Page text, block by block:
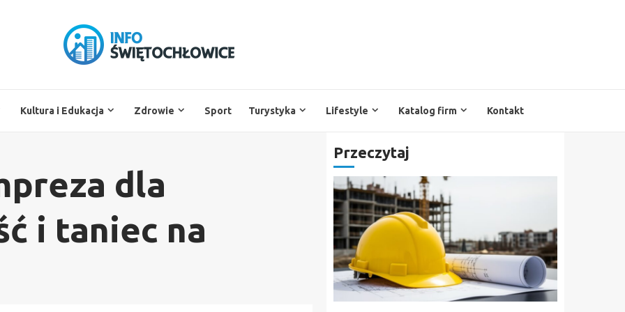
Kultura i Edukacja Zdrowie Sport Turystyka Lifestyle Katalog firm Kontakt
dla
i taniec na
Przeczytaj